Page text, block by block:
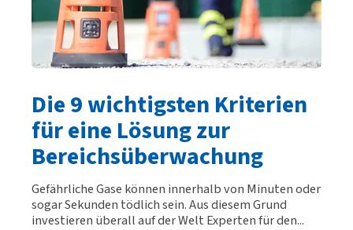
Die 9 wichtigsten Kriterien
für eine Lösung zur
Bereichsüberwachung
Gefährliche Gase können innerhalb von Minuten oder
sogar Sekunden tödlich sein. Aus diesem Grund
investieren überall auf der Welt Experten für den...